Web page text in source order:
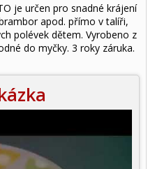
je určen pro snadné krájení
apod. přímo v talíři,
polévek dětem. Vyrobeno z
do myčky. 3 roky záruka.